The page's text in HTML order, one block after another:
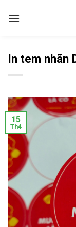
In tem nhãn
15
Th4